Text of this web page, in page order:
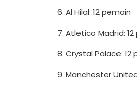
6. Al Hilal: 12 pemain
7. Atletico Madrid:
8. Crystal Palace: 12
9. Manchester